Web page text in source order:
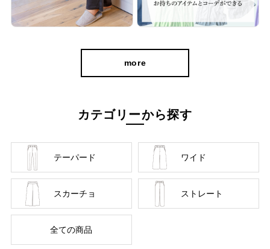
や専門店向けのパンツづくりをしています。
んでいただけるか。
社内の経験豊かなパタンナーとMD（マーチャンダイザー）
more
カテゴリーから探す
テーパード ワイド
スカーチョ ストレート
全ての商品